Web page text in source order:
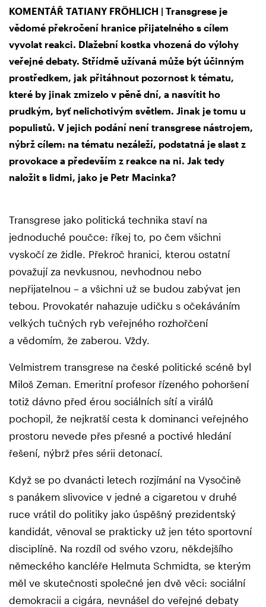
KOMENTÁŘ TATIANY FRÖHLICH | Transgrese je
vědomé překročení hranice přijatelného s cílem
vyvolat reakci. Dlažební kostka vhozená do výlohy
veřejné debaty. Střídmě užívaná může být účinným
prostředkem, jak přitáhnout pozornost k tématu,
které by jinak zmizelo v pěně dní, a nasvítit ho
prudkým, byť nelichotivým světlem. Jinak je tomu u
populistů. V jejich podání není transgrese nástrojem,
nýbrž cílem: na tématu nezáleží, podstatná je slast z
provokace a především z reakce na ni. Jak tedy
naložit s lidmi, jako je Petr Macinka?
Transgrese jako politická technika staví na
jednoduché poučce: říkej to, po čem všichni
vyskočí ze židle. Překroč hranici, kterou ostatní
považují za nevkusnou, nevhodnou nebo
nepřijatelnou – a všichni už se budou zabývat jen
tebou. Provokatér nahazuje udičku s očekáváním
velkých tučných ryb veřejného rozhořčení
a vědomím, že zaberou. Vždy.
Velmistrem transgrese na české politické scéně byl
Miloš Zeman. Emeritní profesor řízeného pohoršení
totiž dávno před érou sociálních sítí a virálů
pochopil, že nejkratší cesta k dominanci veřejného
prostoru nevede přes přesné a poctivé hledání
řešení, nýbrž přes sérii detonací.
Když se po dvanácti letech rozjímání na Vysočině
s panákem slivovice v jedné a cigaretou v druhé
ruce vrátil do politiky jako úspěšný prezidentský
kandidát, věnoval se prakticky už jen této sportovní
disciplíně. Na rozdíl od svého vzoru, někdejšího
německého kancléře Helmuta Schmidta, se kterým
měl ve skutečnosti společné jen dvě věci: sociální
demokracii a cigára, nevnášel do veřejné debaty